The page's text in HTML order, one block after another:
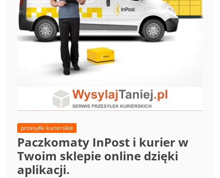
przesyłki kurierskie
Paczkomaty InPost i kurier w
Twoim sklepie online dzięki
aplikacji.